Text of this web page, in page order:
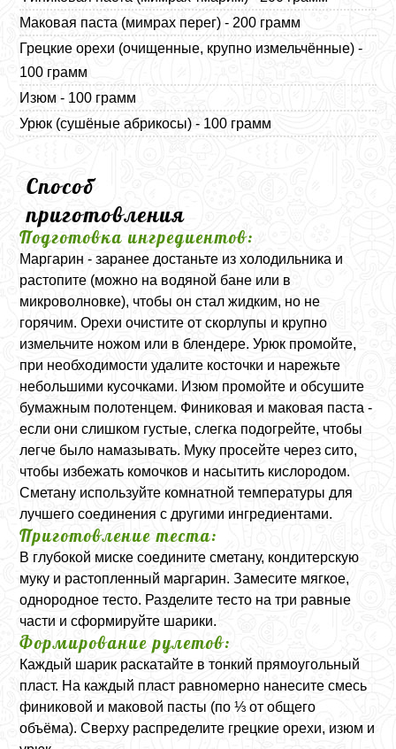
Маковая паста (мимрах перег) - 200 грамм
Грецкие орехи (очищенные, крупно измельчённые) -
100 грамм
Изюм - 100 грамм
Урюк (сушёные абрикосы) - 100 грамм
Способ
приготовления
Подготовка ингредиентов:
Маргарин - заранее достаньте из холодильника и
растопите (можно на водяной бане или в
микроволновке), чтобы он стал жидким, но не
горячим. Орехи очистите от скорлупы и крупно
измельчите ножом или в блендере. Урюк промойте,
при необходимости удалите косточки и нарежьте
небольшими кусочками. Изюм промойте и обсушите
бумажным полотенцем. Финиковая и маковая паста -
если они слишком густые, слегка подогрейте, чтобы
легче было намазывать. Муку просейте через сито,
чтобы избежать комочков и насытить кислородом.
Сметану используйте комнатной температуры для
лучшего соединения с другими ингредиентами.
Приготовление теста:
В глубокой миске соедините сметану, кондитерскую
муку и растопленный маргарин. Замесите мягкое,
однородное тесто. Разделите тесто на три равные
части и сформируйте шарики.
Формирование рулетов:
Каждый шарик раскатайте в тонкий прямоугольный
пласт. На каждый пласт равномерно нанесите смесь
финиковой и маковой пасты (по ⅓ от общего
объёма). Сверху распределите грецкие орехи, изюм и